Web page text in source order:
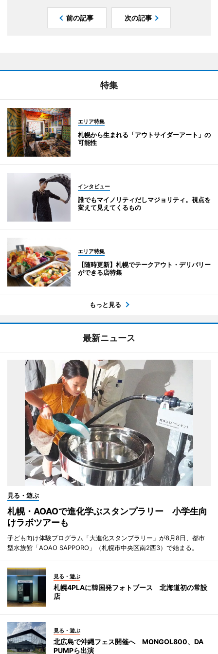
前の記事 次の記事
特集
エリア特集
札幌から生まれる「アウトサイダーアート」の
可能性
インタビュー
誰でもマイノリティだしマジョリティ。視点を
変えて見えてくるもの
エリア特集
【随時更新】札幌でテークアウト・デリバリー
ができる店特集
もっと見る
最新ニュース
見る・遊ぶ
札幌・AOAOで進化学ぶスタンプラリー 小学生向
けラボツアーも
子ども向け体験プログラム「大進化スタンプラリー」が8月8日、都市
型水族館「AOAO SAPPORO」（札幌市中央区南2西3）で始まる。
見る・遊ぶ
札幌4PLAに韓国発フォトブース 北海道初の常設
店
見る・遊ぶ
北広島で沖縄フェス開催へ MONGOL800、DA
PUMPら出演